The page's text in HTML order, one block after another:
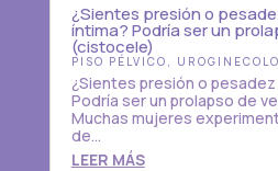
¿Sientes presión o
íntima? Podría ser un
(cistocele)
PISO PÉLVICO
¿Sientes presión o
Podría ser un prolapso de
Muchas mujeres
de...
LEER MÁS